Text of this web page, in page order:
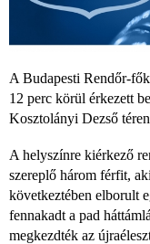
A Budapesti Rendőr-
12 perc körül érkezett
Kosztolányi Dezső
A helyszínre kiérkező
szereplő három férfit,
következtében elborult
fennakadt a pad
megkezdték az